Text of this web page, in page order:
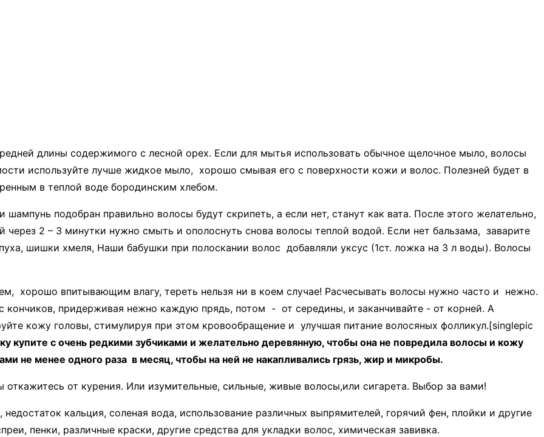
длины содержимого с лесной орех. Если для мытья использовать обычное щелочное мыло, волосы
используйте лучше жидкое мыло, хорошо смывая его с поверхности кожи и волос. Полезней будет в
в теплой воде бородинским хлебом.
подобран правильно волосы будут скрипеть, а если нет, станут как вата. После этого желательно,
2 – 3 минутки нужно смыть и ополоснуть снова волосы теплой водой. Если нет бальзама, заварите
шишки хмеля, Наши бабушки при полоскании волос добавляли уксус (1ст. ложка на 3 л воды). Волосы
хорошо впитывающим влагу, тереть нельзя ни в коем случае! Расчесывать волосы нужно часто и нежно.
кончиков, придерживая нежно каждую прядь, потом - от середины, и заканчивайте - от корней. А
кожу головы, стимулируя при этом кровообращение и улучшая питание волосяных фолликул.[singlepic
купите с очень редкими зубчиками и желательно деревянную, чтобы она не повредила волосы и кожу
не менее одного раза в месяц, чтобы на ней не накапливались грязь, жир и микробы.
откажитесь от курения. Или изумительные, сильные, живые волосы,или сигарета. Выбор за вами!
кальция, соленая вода, использование различных выпрямителей, горячий фен, плойки и другие
пенки, различные краски, другие средства для укладки волос, химическая завивка.